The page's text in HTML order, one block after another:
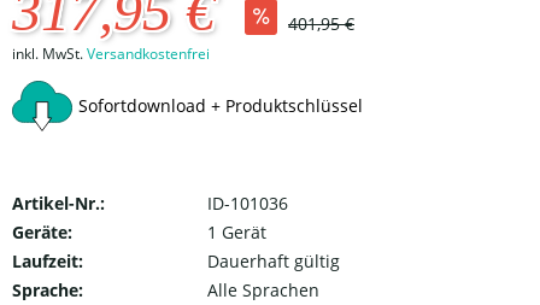
401,95 €
inkl. MwSt.Versandkostenfrei
Sofortdownload + Produktschlüssel
Artikel-Nr.:
ID-101036
Geräte:
1 Gerät
Laufzeit:
Dauerhaft gültig
Sprache:
Alle Sprachen